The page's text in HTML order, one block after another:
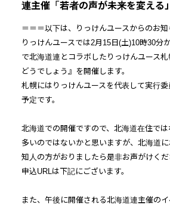
連主催「若者の声が未来を変える」
＝＝＝以下は、りっけんユースからのお
りっけんユースでは2月15日(土)10時30分
で北海道連とコラボしたりっけんユース
どうでしょう』を開催します。
札幌にはりっけんユースを代表して実行
予定です。
北海道での開催ですので、北海道在住で
多いのではないかと思いますが、北海道
知人の方がおりましたら是非お声がけくだ
申込URLは下記にございます。
また、午後に開催される北海道連主催の